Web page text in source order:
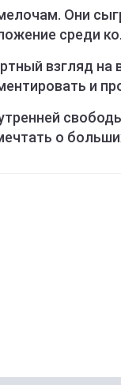
Они
среди
взгляд на
и
о